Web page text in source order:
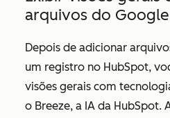
arquivos do
Depois de adicionar
um registro no HubSpot,
visões gerais com
o Breeze, a IA da HubSpot.